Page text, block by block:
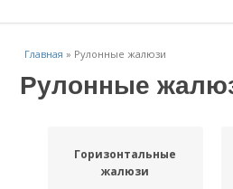
Главная » Рулонные жалюзи
Рулонные
Горизонтальные
жалюзи